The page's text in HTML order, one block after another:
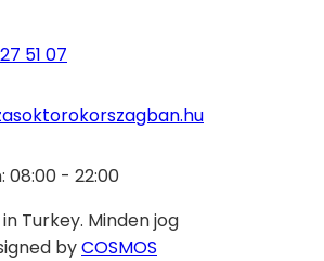
51 07
08:00 - 22:00
Turkey. Minden jog
byCOSMOS